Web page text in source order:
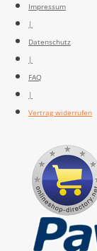
Impressum
|
Datenschutz
|
FAQ
|
Vertrag widerrufen